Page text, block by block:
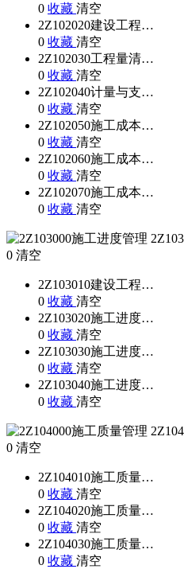
0 收藏 清空
2Z102020建设工程…
0 收藏 清空
2Z102030工程量清…
0 收藏 清空
2Z102040计量与支…
0 收藏 清空
2Z102050施工成本…
0 收藏 清空
2Z102060施工成本…
0 收藏 清空
2Z102070施工成本…
0 收藏 清空
0 清空
2Z103010建设工程…
0 收藏 清空
2Z103020施工进度…
0 收藏 清空
2Z103030施工进度…
0 收藏 清空
2Z103040施工进度…
0 收藏 清空
0 清空
2Z104010施工质量…
0 收藏 清空
2Z104020施工质量…
0 收藏 清空
2Z104030施工质量…
0 收藏 清空